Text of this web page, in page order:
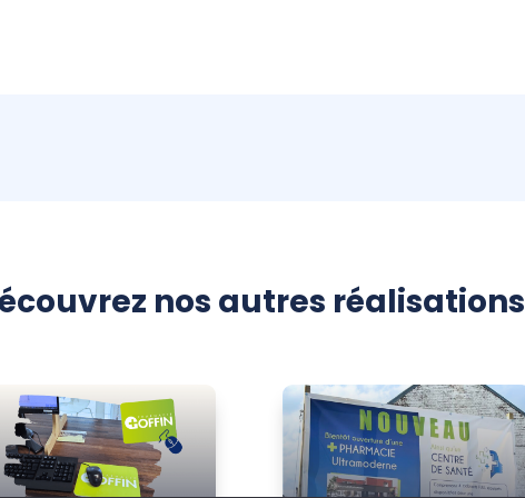
nos autres réalisations